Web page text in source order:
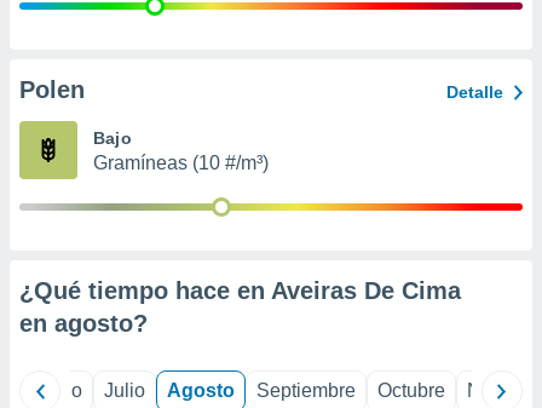
e
publicidad
Polen Detalle
Bajo
Gramíneas (10 #/m³)
¿Qué tiempo hace en Aveiras De Cima
en agosto?
Junio Julio Agosto Septiembre Octubre